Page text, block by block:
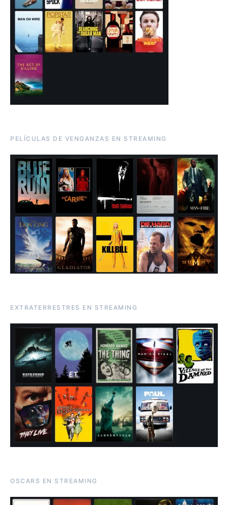
PELÍCULAS DE VENGANZAS EN STREAMING
EXTRATERRESTRES EN STREAMING
OSCARS EN STREAMING